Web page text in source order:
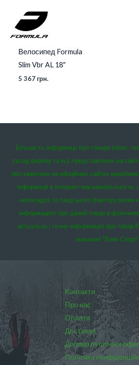
Велосипед Formula
Slim Vbr AL 18″
5 367 грн.
Більшість інформації про товари (опис,
склад виробу та ін.), представленої на
або заявлено на офіційних сайтах
інформації в інтернет-магазині(кількість,
неполадок та людського фактору може
інформацією про даний товар в
актуальну і точну інформацію про товар
магазині “Вовк
Контакти
Про нас
Оплата
Доставка
Договір публічної
Політика